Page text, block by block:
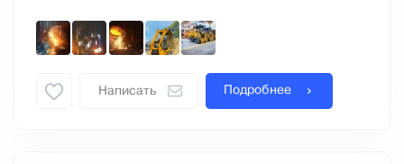
Написать Подробнее